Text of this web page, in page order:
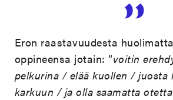
Eron raastavuudesta
oppineensa jotain: ”voitin
pelkurina / elää kuollen / juosta
karkuun / ja olla saamatta